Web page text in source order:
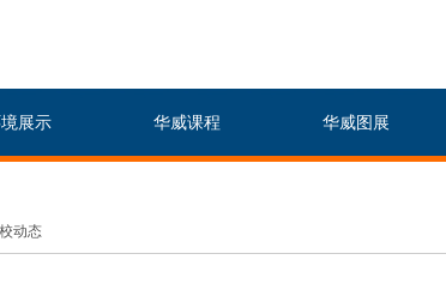
展示 华威课程 华威图展
动态